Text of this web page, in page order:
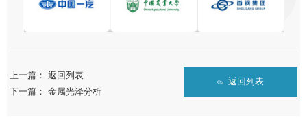
上一篇：返回列表
下一篇：金属光泽分析
返回列表